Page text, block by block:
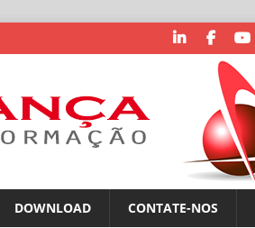
DOWNLOAD CONTATE-NOS